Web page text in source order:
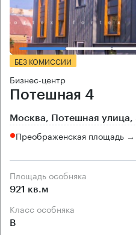
БЕЗ КОМИССИИ
Бизнес-центр
Потешная 4
Москва, Потешная улица,
Преображенская площадь
Площадь особняка
921 кв.м
Класс особняка
B